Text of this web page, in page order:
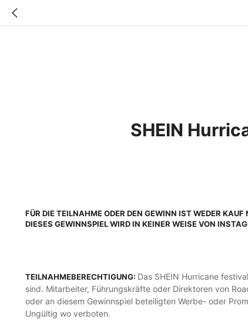
SHEIN
FÜR DIE TEILNAHME ODER DEN GEWINN IST WEDER
DIESES GEWINNSPIEL WIRD IN KEINER WEISE VON
TEILNAHMEBERECHTIGUNG: Das SHEIN Hurricane
sind. Mitarbeiter, Führungskräfte oder Direktoren von
oder an diesem Gewinnspiel beteiligten Werbe- oder
Ungültig wo verboten.